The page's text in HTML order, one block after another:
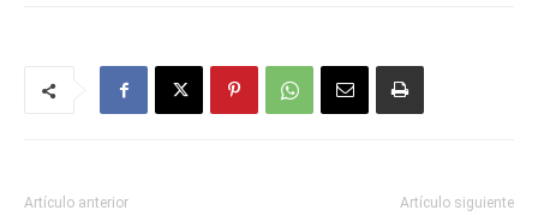
Artículo anterior Artículo siguiente